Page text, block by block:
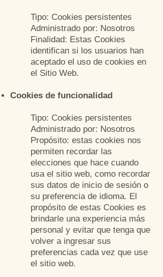
Tipo: Cookies persistentes
Administrado por: Nosotros
Finalidad: Estas Cookies
identifican si los usuarios han
aceptado el uso de cookies en
el Sitio Web.
Cookies de funcionalidad
Tipo: Cookies persistentes
Administrado por: Nosotros
Propósito: estas cookies nos
permiten recordar las
elecciones que hace cuando
usa el sitio web, como recordar
sus datos de inicio de sesión o
su preferencia de idioma. El
propósito de estas Cookies es
brindarle una experiencia más
personal y evitar que tenga que
volver a ingresar sus
preferencias cada vez que use
el sitio web.